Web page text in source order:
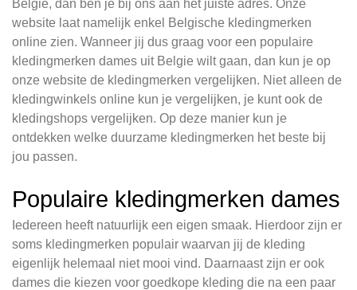
België, dan ben je bij ons aan het juiste adres. Onze
website laat namelijk enkel Belgische kledingmerken
online zien. Wanneer jij dus graag voor een populaire
kledingmerken dames uit Belgie wilt gaan, dan kun je op
onze website de kledingmerken vergelijken. Niet alleen de
kledingwinkels online kun je vergelijken, je kunt ook de
kledingshops vergelijken. Op deze manier kun je
ontdekken welke duurzame kledingmerken het beste bij
jou passen.
Populaire kledingmerken dames
Iedereen heeft natuurlijk een eigen smaak. Hierdoor zijn er
soms kledingmerken populair waarvan jij de kleding
eigenlijk helemaal niet mooi vind. Daarnaast zijn er ook
dames die kiezen voor goedkope kleding die na een paar